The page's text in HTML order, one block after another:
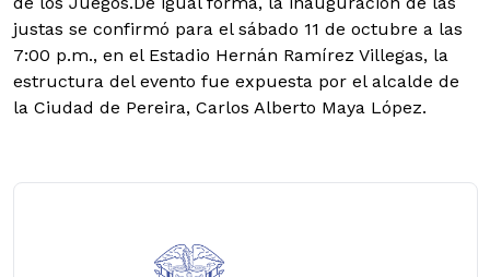
justas se confirmó para el sábado 11 de octubre a las
7:00 p.m., en el Estadio Hernán Ramírez Villegas, la
estructura del evento fue expuesta por el alcalde de
la Ciudad de Pereira, Carlos Alberto Maya López.